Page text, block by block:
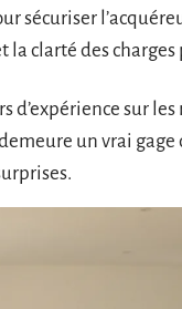
sécuriser
clarté des
d’expérience sur
un vrai gage